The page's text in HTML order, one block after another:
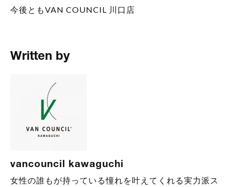
今後ともVAN COUNCIL 川口店
Written by
vancouncil kawaguchi
女性の誰もが持っている憧れを叶えてくれる実力派ス